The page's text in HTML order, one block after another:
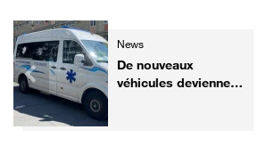
News
De nouveaux
véhicules deviennent